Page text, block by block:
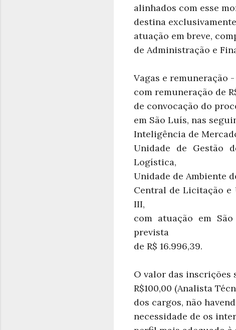
alinhados com esse
destina
atuação em breve,
de Administração e
Vagas e remuneração
com remuneração de
de convocação do
em São Luís, nas
Inteligência de
Unidade de Gestão
Logística,
Unidade de Ambiente
Central de Licitação e
III,
com atuação em
prevista
de R$ 16.996,39.
O valor das inscrições
R$100,00 (Analista
dos cargos, não
necessidade de os